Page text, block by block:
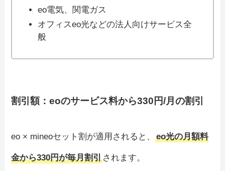
eo電気、関電ガス
オフィスeo光などの法人向けサービス全
般
割引額：eoのサービス料から330円/月の割引
eo × mineoセット割が適用されると、eo光の月額料
金から330円が毎月割引されます。